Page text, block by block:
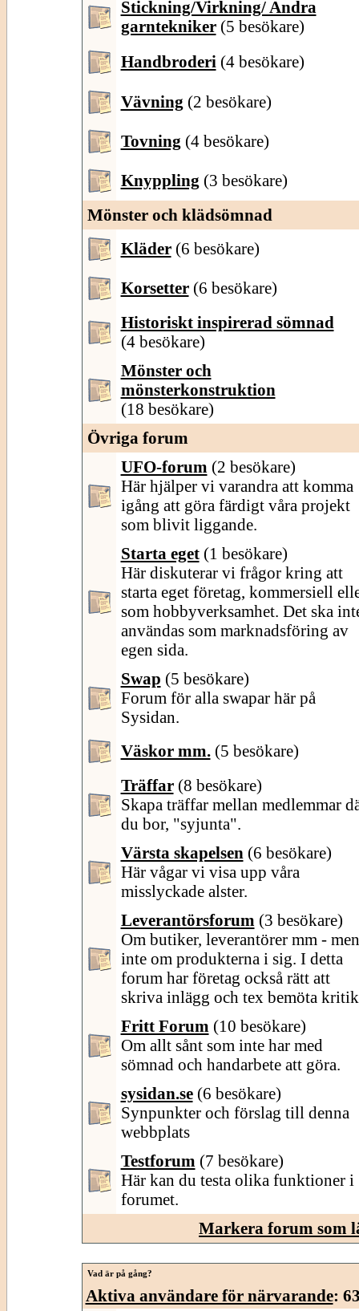
Stickning/Virkning/ Andra
garntekniker (5 besökare)
Handbroderi (4 besökare)
Vävning (2 besökare)
Tovning (4 besökare)
Knyppling (3 besökare)
Mönster och klädsömnad
Kläder (6 besökare)
Korsetter (6 besökare)
Historiskt inspirerad sömnad
(4 besökare)
Mönster och
mönsterkonstruktion
(18 besökare)
Övriga forum
UFO-forum (2 besökare)
Här hjälper vi varandra att komma
igång att göra färdigt våra projekt
som blivit liggande.
Starta eget (1 besökare)
Här diskuterar vi frågor kring att
starta eget företag, kommersiell
som hobbyverksamhet. Det ska
användas som marknadsföring av
egen sida.
Swap (5 besökare)
Forum för alla swapar här på
Sysidan.
Väskor mm. (5 besökare)
Träffar (8 besökare)
Skapa träffar mellan medlemmar
du bor, "syjunta".
Värsta skapelsen (6 besökare)
Här vågar vi visa upp våra
misslyckade alster.
Leverantörsforum (3 besökare)
Om butiker, leverantörer mm - men
inte om produkterna i sig. I detta
forum har företag också rätt att
skriva inlägg och tex bemöta
Fritt Forum (10 besökare)
Om allt sånt som inte har med
sömnad och handarbete att göra.
sysidan.se (6 besökare)
Synpunkter och förslag till denna
webbplats
Testforum (7 besökare)
Här kan du testa olika funktioner i
forumet.
Markera forum som
Vad är på gång?
Aktiva användare för närvarande: